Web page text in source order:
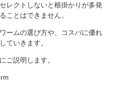
レクトしないと根掛かりが多発
ことはできません。
ームの選び方や、コスパに優れ
ていきます。
ご説明します。